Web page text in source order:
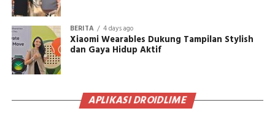
BERITA 4 days ago
Xiaomi Wearables Dukung Tampilan Stylish
dan Gaya Hidup Aktif
APLIKASI DROIDLIME